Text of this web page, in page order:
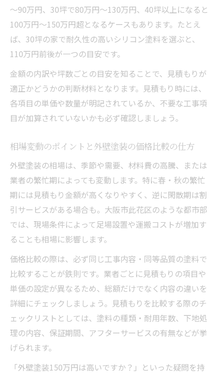
～90万円、30坪で80万円～130万円、40坪以上になると
100万円～150万円超となるケースもあります。たとえ
ば、30坪の家で耐久性の高いシリコン塗料を選ぶと、
110万円前後が一つの目安です。
金額の内訳や坪数ごとの目安を知ることで、見積もりが
適正かどうかの判断材料となります。見積もり時には、
各項目の単価や数量が明記されているか、不要な工事項
目が加算されていないかも必ず確認しましょう。
相場変動のポイントと外壁塗装の価格比較の仕方
外壁塗装の相場は、季節や需要、材料費の高騰、または
業者の繁忙期によっても変動します。特に春・秋の繁忙
期には見積もり金額が高くなりやすく、逆に閑散期は割
引サービスがある場合も。大阪市此花区のような都市部
では、現場条件によって足場設置や運搬コストが増加す
ることも相場に影響します。
価格比較の際は、必ず同じ工事内容・同等品質の塗料で
比較することが鉄則です。業者ごとに見積もりの項目や
単価の設定が異なるため、総額だけでなく内容の違いを
詳細にチェックしましょう。見積もりを比較する際のチ
ェックリストとしては、塗料の種類・耐用年数、下地処
理の内容、保証期間、アフターサービスの有無などが挙
げられます。
「外壁塗装150万円は高いですか？」といった疑問を持